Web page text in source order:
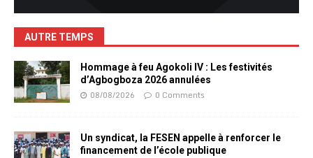
AUTRE TEMPS
Hommage à feu Agokoli IV : Les festivités
d’Agbogboza 2026 annulées
08/08/2026 0 Comments
Un syndicat, la FESEN appelle à renforcer le
financement de l’école publique